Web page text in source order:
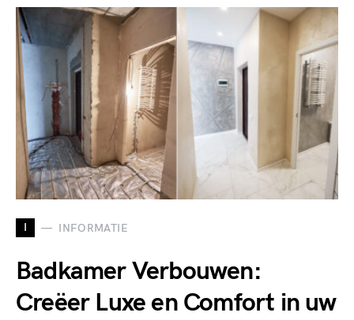
I INFORMATIE
Badkamer Verbouwen:
Creëer Luxe en Comfort in uw